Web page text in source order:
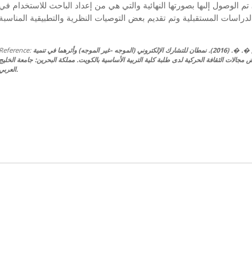
تم الوصول إلىها بصورتها النهائية والتي هي من إعداد الباحث للاستخدام في
Reference: أبوحديدة, �. �. (2016). نمطان للتشارك الإلكتروني (الموجه -غير الموجه) وأثرهما في تنمية
مجالات الثقافة الحركية لدى طلبة كلية التربية الأساسية بالكويت. مملكة البحرين: جامعة الخليج
العربي.